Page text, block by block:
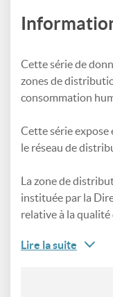
Cette série de
zones de
consommation
Cette série expose
le réseau de
La zone de
instituée par la
relative à la qualité
Lire la suite